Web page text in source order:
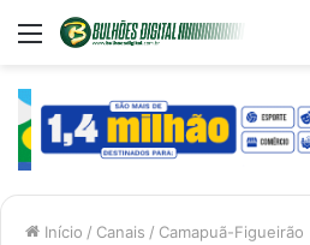
Menu
Início / Canais / Camapuã-Figueirão